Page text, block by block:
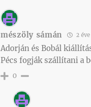
mészöly sámán 2 éve
Adorján és Bobál
Pécs fogják szállítani a
0